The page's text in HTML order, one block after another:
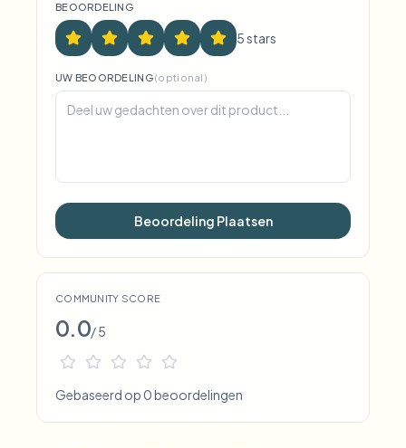
BEOORDELING
5stars
UW BEOORDELING(optional)
Beoordeling Plaatsen
COMMUNITY SCORE
0.0/ 5
Gebaseerd op 0 beoordelingen